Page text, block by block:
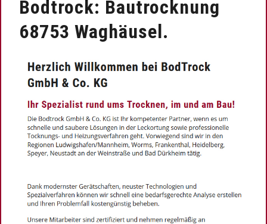
Bodtrock: Bautrocknung
68753 Waghäusel.